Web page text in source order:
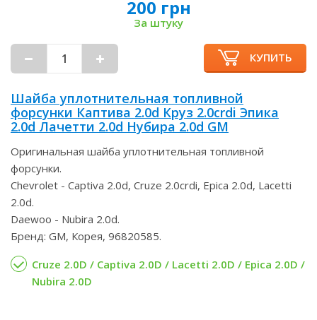
200 грн
За штуку
КУПИТЬ
Шайба уплотнительная топливной
форсунки Каптива 2.0d Круз 2.0crdi Эпика
2.0d Лачетти 2.0d Нубира 2.0d GM
Оригинальная шайба уплотнительная топливной
форсунки.
Chevrolet - Captiva 2.0d, Cruze 2.0crdi, Epica 2.0d, Lacetti
2.0d.
Daewoo - Nubira 2.0d.
Бренд: GM, Корея, 96820585.
Cruze 2.0D / Captiva 2.0D / Lacetti 2.0D / Epica 2.0D /
Nubira 2.0D